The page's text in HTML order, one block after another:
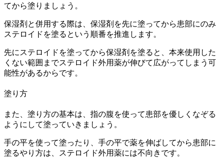
てから塗りましょう。
保湿剤と併用する際は、保湿剤を先に塗ってから患部にのみ
ステロイドを塗るという順番を推進します。
先にステロイドを塗ってから保湿剤を塗ると、本来使用した
くない範囲までステロイド外用薬が伸びて広がってしまう可
能性があるからです。
塗り方
また、塗り方の基本は、指の腹を使って患部を優しくなぞる
ようにして塗っていきましょう。
手の平を使って塗ったり、手の平で薬を伸ばしてから患部に
塗るやり方は、ステロイド外用薬には不向きです。